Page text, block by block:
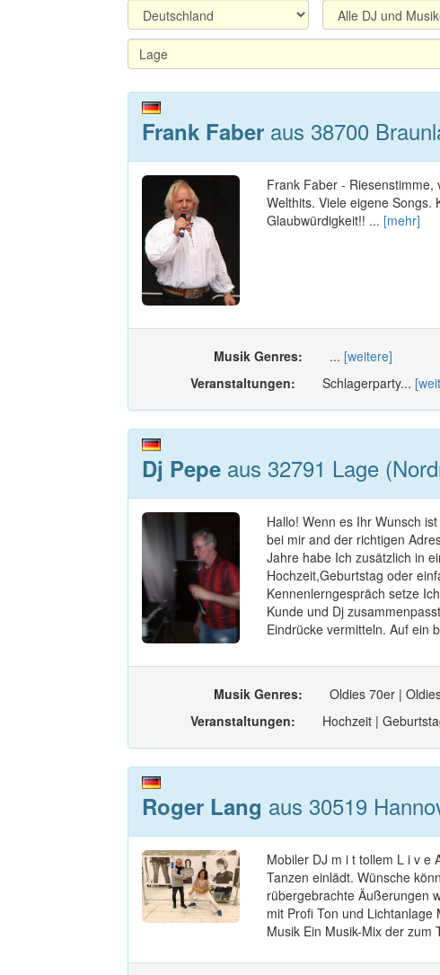
Frank Faber aus 38700
Frank Faber -
Welthits. Viele eigene Songs.
Glaubwürdigkeit!! ... [mehr]
Musik Genres: ... [weitere]
Veranstaltungen:
Schlagerparty...
Dj Pepe aus 32791 Lage
Hallo! Wenn es Ihr Wunsch
bei mir and der richtigen
Jahre habe Ich zusätzlich in
Hochzeit,Geburtstag oder
Kennenlerngespräch setze
Kunde und Dj
Eindrücke vermitteln. Auf ein
Musik Genres: Oldies 70er |
Veranstaltungen:
Hochzeit |
Roger Lang aus 30519
Mobiler DJ m i t tollem L i v e
Tanzen einlädt. Wünsche
rübergebrachte Äußerungen
mit Profi Ton und
Musik Ein Musik-Mix der zum